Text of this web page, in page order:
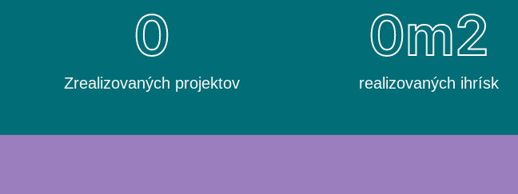
Zrealizovaných projektov
0
realizovaných ihrísk
0m2